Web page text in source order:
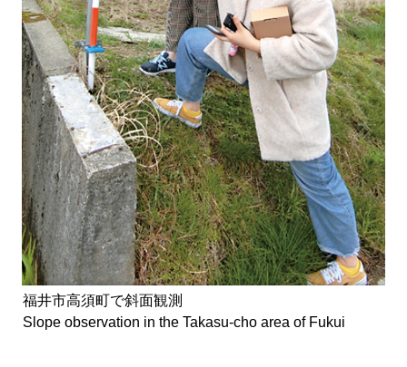
福井市高須町で斜面観測
Slope observation in the Takasu-cho area of Fukui